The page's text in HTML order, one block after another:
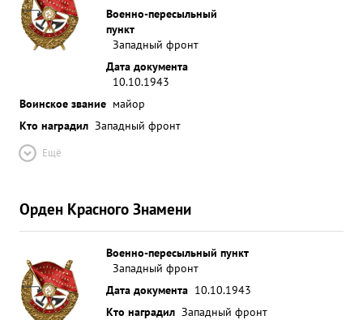
Военно-пересыльный
пункт
Западный фронт
Дата документа
10.10.1943
Воинское звание майор
Кто наградил Западный фронт
Ещё
Орден Красного Знамени
Военно-пересыльный пункт
Западный фронт
Дата документа 10.10.1943
Кто наградил Западный фронт